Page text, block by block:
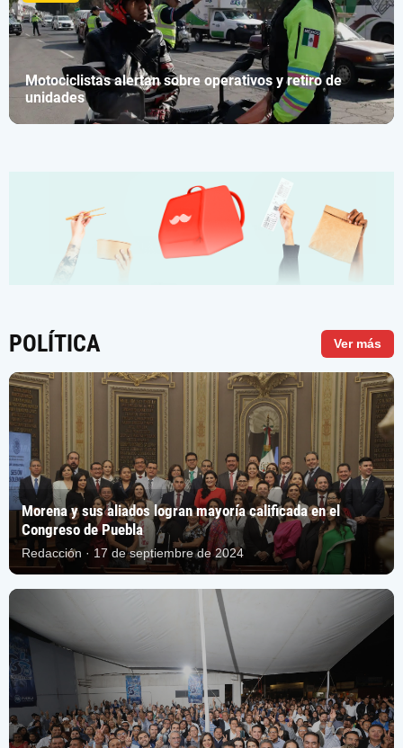
Motociclistas alertan sobre operativos y retiro de
unidades
POLÍTICA Ver más
Morena y sus aliados logran mayoría calificada en el
Congreso de Puebla
Redacción · 17 de septiembre de 2024